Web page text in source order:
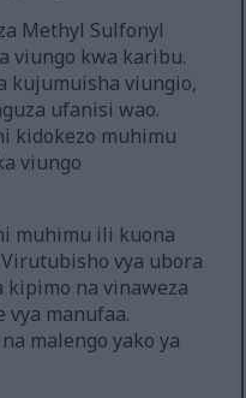
Methyl Sulfonyl
viungo kwa karibu.
kujumuisha viungio,
ufanisi wao.
kidokezo muhimu
viungo
muhimu ili kuona
vya ubora
na vinaweza
manufaa.
malengo yako ya